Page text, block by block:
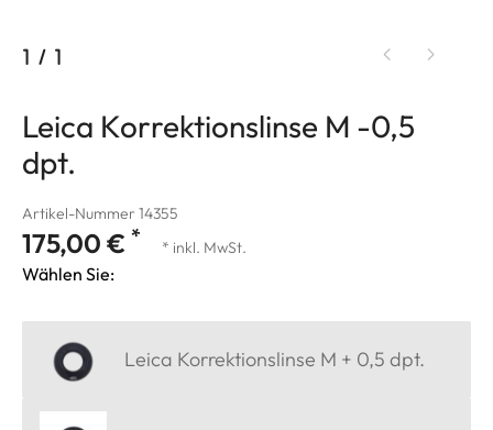
1 / 1
Leica Korrektionslinse M -0,5
dpt.
Artikel-Nummer 14355
175,00 € * * inkl. MwSt.
Wählen Sie:
Leica Korrektionslinse M + 0,5 dpt.